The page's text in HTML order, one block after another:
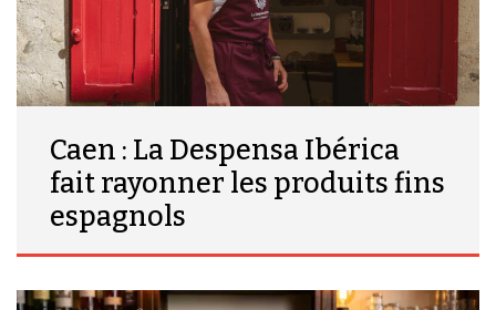
Caen : La Despensa Ibérica
fait rayonner les produits fins
espagnols